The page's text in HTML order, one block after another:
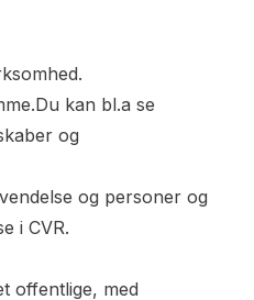
kan bl.a se
og
og personer og
i CVR.
offentlige, med